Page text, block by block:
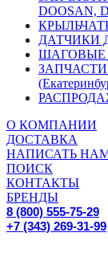
DOOSAN,
ДАТЧИКИ
ШАГОВЫЕ
О КОМПАНИИ
ДОСТАВКА
НАПИСАТЬ
ПОИСК
КОНТАКТЫ
БРЕНДЫ
8 (800) 555-75-29
+7 (343) 269-31-99